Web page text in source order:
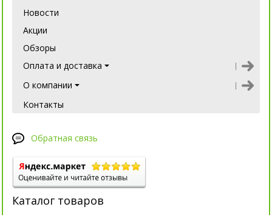
Новости
Акции
Обзоры
Оплата и доставка
О компании
Контакты
Обратная связь
Каталог товаров